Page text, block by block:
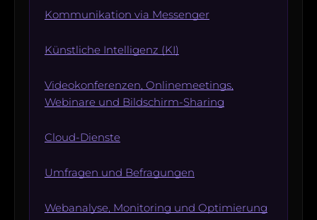
Kommunikation via Messenger
Künstliche Intelligenz (KI)
Videokonferenzen, Onlinemeetings,
Webinare und Bildschirm-Sharing
Cloud-Dienste
Umfragen und Befragungen
Webanalyse, Monitoring und Optimierung